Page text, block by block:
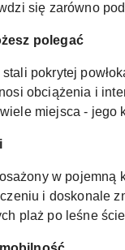
się zarówno
polegać
pokrytej
obciążenia i
miejsca -
w pojemną
i doskonale
plaż po leśne